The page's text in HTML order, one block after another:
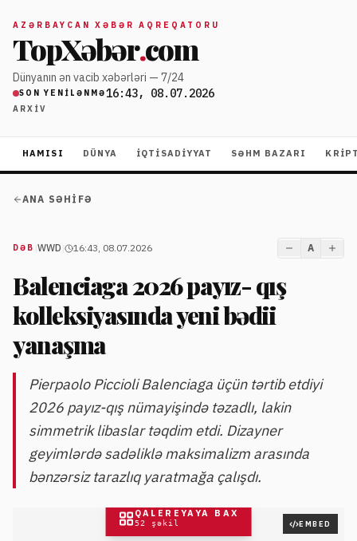
AZƏRBAYCAN XƏBƏR AQREQATORU
TopXəbər.com
Dünyanın ən vacib xəbərləri — 7/24
SON YENILƏNMƏ16:43, 08.07.2026
ARXIV
HAMISI DÜNYA İQTISADIYYAT SƏHM BAZARI
ANA SƏHIFƏ
DƏB WWD 16:43, 08.07.2026 A
Balenciaga 2026 payız- qış
kolleksiyasında yeni bədii
yanaşma
Pierpaolo Piccioli Balenciaga üçün tərtib etdiyi
2026 payız-qış nümayişində təzadlı, lakin
simmetrik libaslar təqdim etdi. Dizayner
geyimlərdə sadəliklə maksimalizm arasında
bənzərsiz tarazlıq yaratmağa çalışdı.
QALEREYAYA BAX
52 şəkil EMBED